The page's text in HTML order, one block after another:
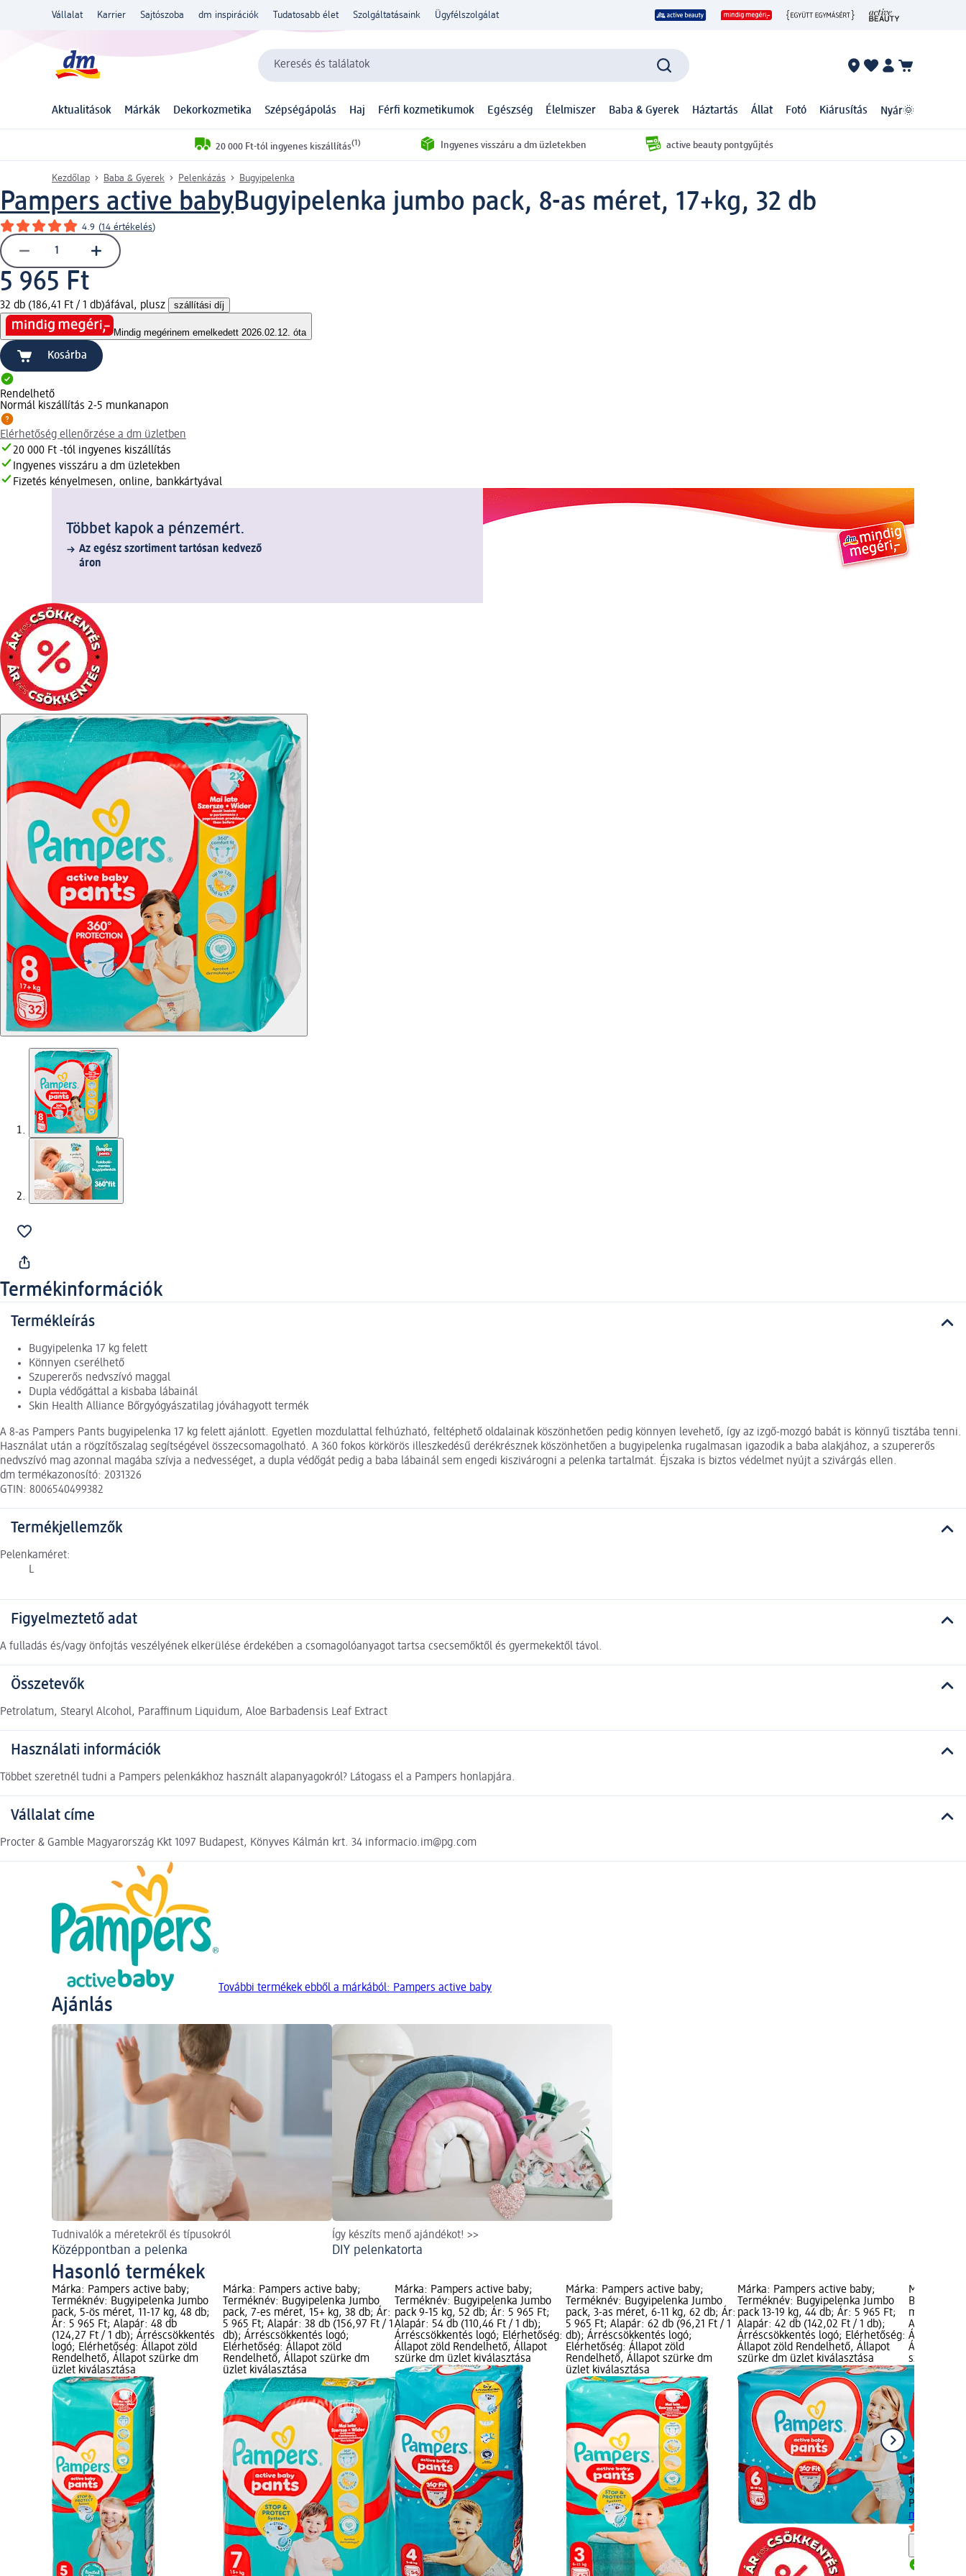
Vállalat Karrier Sajtószoba dm inspirációk Tudatosabb élet Szolgáltatásaink Ügyfélszolgálat
Keresés és találatok
Aktualitások Márkák Dekorkozmetika Szépségápolás Haj Férfi kozmetikumok Egészség Élelmiszer Baba & Gyerek Háztartás Állat Fotó Kiárusítás Nyár🌞
20 000 Ft-tól ingyenes kiszállítás(1) Ingyenes visszáru a dm üzletekben active beauty pontgyűjtés
Kezdőlap Baba & Gyerek Pelenkázás Bugyipelenka
Pampers active babyBugyipelenka jumbo pack, 8-as méret, 17+kg, 32 db
4.9 (14 értékelés)
5 965 Ft
32 db (186,41 Ft / 1 db)áfával, plusz szállítási díj
Mindig megérinem emelkedett 2026.02.12. óta
Kosárba
Rendelhető
Normál kiszállítás 2-5 munkanapon
Elérhetőség ellenőrzése a dm üzletben
20 000 Ft -tól ingyenes kiszállítás
Ingyenes visszáru a dm üzletekben
Fizetés kényelmesen, online, bankkártyával
Többet kapok a pénzemért.
Az egész szortiment tartósan kedvező
áron
Termékinformációk
Termékleírás
Bugyipelenka 17 kg felett
Könnyen cserélhető
Szupererős nedvszívó maggal
Dupla védőgáttal a kisbaba lábainál
Skin Health Alliance Bőrgyógyászatilag jóváhagyott termék
A 8-as Pampers Pants bugyipelenka 17 kg felett ajánlott. Egyetlen mozdulattal felhúzható, feltéphető oldalainak köszönhetően pedig könnyen levehető, így az izgő-mozgó babát is könnyű tisztába tenni.
Használat után a rögzítőszalag segítségével összecsomagolható. A 360 fokos körkörös illeszkedésű derékrésznek köszönhetően a bugyipelenka rugalmasan igazodik a baba alakjához, a szupererős
nedvszívó mag azonnal magába szívja a nedvességet, a dupla védőgát pedig a baba lábainál sem engedi kiszivárogni a pelenka tartalmát. Éjszaka is biztos védelmet nyújt a szivárgás ellen.
dm termékazonosító: 2031326
GTIN: 8006540499382
Termékjellemzők
Pelenkaméret:
L
Figyelmeztető adat
A fulladás és/vagy önfojtás veszélyének elkerülése érdekében a csomagolóanyagot tartsa csecsemőktől és gyermekektől távol.
Összetevők
Petrolatum, Stearyl Alcohol, Paraffinum Liquidum, Aloe Barbadensis Leaf Extract
Használati információk
Többet szeretnél tudni a Pampers pelenkákhoz használt alapanyagokról? Látogass el a Pampers honlapjára.
Vállalat címe
Procter & Gamble Magyarország Kkt 1097 Budapest, Könyves Kálmán krt. 34 informacio.im@pg.com
További termékek ebből a márkából: Pampers active baby
Ajánlás
Tudnivalók a méretekről és típusokról
Középpontban a pelenka
Így készíts menő ajándékot! >>
DIY pelenkatorta
Hasonló termékek
Márka: Pampers active baby;
Terméknév: Bugyipelenka Jumbo
pack, 5-ös méret, 11-17 kg, 48 db;
Ár: 5 965 Ft; Alapár: 48 db
(124,27 Ft / 1 db); Árréscsökkentés
logó; Elérhetőség: Állapot zöld
Rendelhető, Állapot szürke dm
üzlet kiválasztása
Márka: Pampers active baby;
Terméknév: Bugyipelenka Jumbo
pack, 7-es méret, 15+ kg, 38 db; Ár:
5 965 Ft; Alapár: 38 db (156,97 Ft / 1
db); Árréscsökkentés logó;
Elérhetőség: Állapot zöld
Rendelhető, Állapot szürke dm
üzlet kiválasztása
Márka: Pampers active baby;
Terméknév: Bugyipelenka Jumbo
pack 9-15 kg, 52 db; Ár: 5 965 Ft;
Alapár: 54 db (110,46 Ft / 1 db);
Árréscsökkentés logó; Elérhetőség:
Állapot zöld Rendelhető, Állapot
szürke dm üzlet kiválasztása
Márka: Pampers active baby;
Terméknév: Bugyipelenka Jumbo
pack, 3-as méret, 6-11 kg, 62 db; Ár:
5 965 Ft; Alapár: 62 db (96,21 Ft / 1
db); Árréscsökkentés logó;
Elérhetőség: Állapot zöld
Rendelhető, Állapot szürke dm
üzlet kiválasztása
Márka: Pampers active baby;
Terméknév: Bugyipelenka Jumbo
pack 13-19 kg, 44 db; Ár: 5 965 Ft;
Alapár: 42 db (142,02 Ft / 1 db);
Árréscsökkentés logó; Elérhetőség:
Állapot zöld Rendelhető, Állapot
szürke dm üzlet kiválasztása
Márka:
mega
Alapár: 96
Állapot
szürke dm
10 629 Ft
96 db
Pampers
méret,